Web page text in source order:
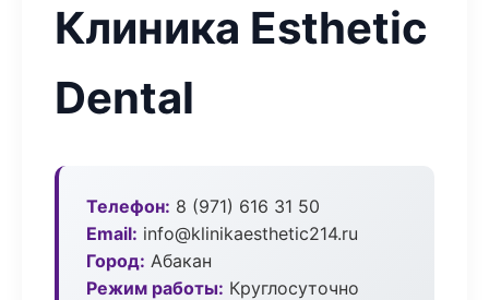
Клиника Esthetic
Dental
Телефон: 8 (971) 616 31 50
Email: info@klinikaesthetic214.ru
Город: Абакан
Режим работы: Круглосуточно